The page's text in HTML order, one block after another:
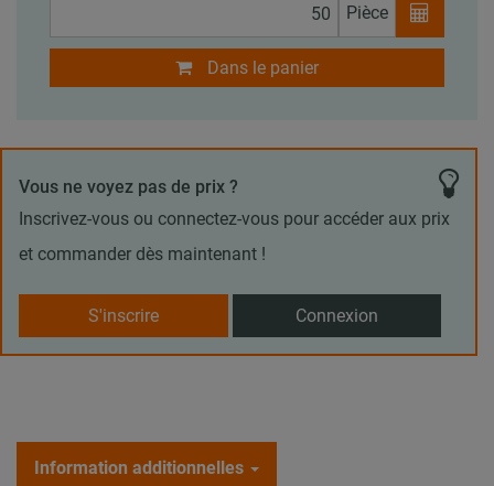
Pièce
Dans le panier
Vous ne voyez pas de prix ?
Inscrivez-vous ou connectez-vous pour accéder aux prix
et commander dès maintenant !
S'inscrire Connexion
Information additionnelles